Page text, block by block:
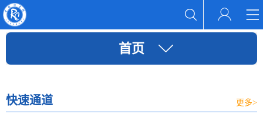
首页
快速通道 更多>